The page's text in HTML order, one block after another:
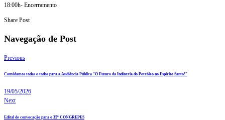
18:00h- Encerramento
Share Post
Navegação de Post
Previous
Convidamos todas e todos para a Audiência Pública “O Futuro da Indústria do Petróleo no Espírito Santo!”
19/05/2026
Next
Edital de convocação para o 35º CONGREPES